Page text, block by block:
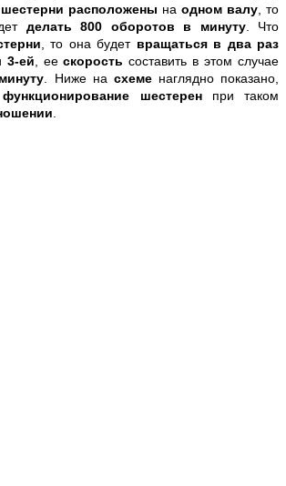
расположены наодном валу , то
делать 800 оборотов в минуту. Что
, то она будет вращаться в два раз
3-ей , еескоростьсоставить в этом случае
Ниже на схеме наглядно показано,
шестеренпри таком